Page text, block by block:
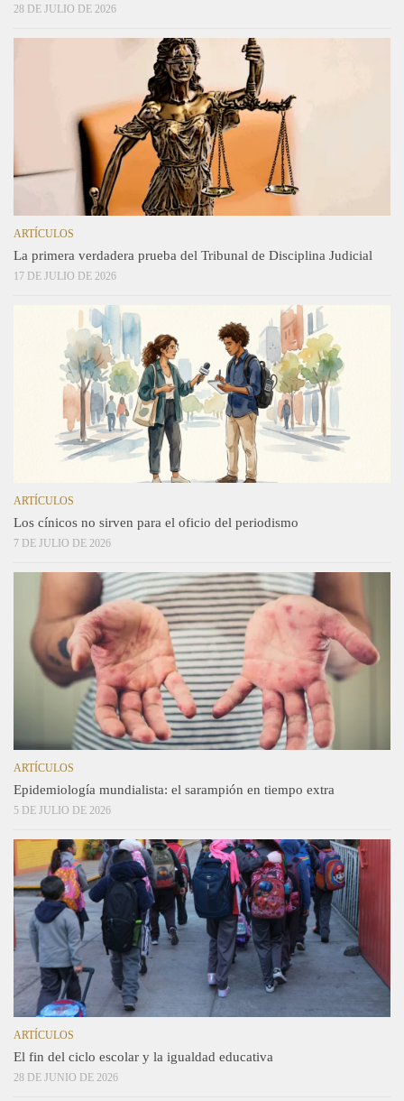
28 DE JULIO DE 2026
ARTÍCULOS
La primera verdadera prueba del Tribunal de Disciplina Judicial
17 DE JULIO DE 2026
ARTÍCULOS
Los cínicos no sirven para el oficio del periodismo
7 DE JULIO DE 2026
ARTÍCULOS
Epidemiología mundialista: el sarampión en tiempo extra
5 DE JULIO DE 2026
ARTÍCULOS
El fin del ciclo escolar y la igualdad educativa
28 DE JUNIO DE 2026